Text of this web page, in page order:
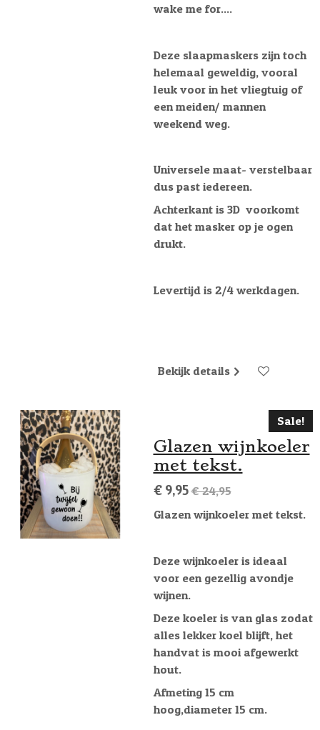
wake me for....
Deze slaapmaskers zijn toch
helemaal geweldig, vooral
leuk voor in het vliegtuig of
een meiden/ mannen
weekend weg.
Universele maat- verstelbaar
dus past iedereen.
Achterkant is 3D voorkomt
dat het masker op je ogen
drukt.
Levertijd is 2/4 werkdagen.
Bekijk details
Sale!
Glazen wijnkoeler
met tekst.
€ 9,95 € 24,95
Glazen wijnkoeler met tekst.
Deze wijnkoeler is ideaal
voor een gezellig avondje
wijnen.
Deze koeler is van glas zodat
alles lekker koel blijft, het
handvat is mooi afgewerkt
hout.
Afmeting 15 cm
hoog,diameter 15 cm.